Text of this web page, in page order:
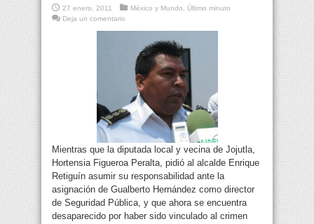
27 enero, 2011 México y Mundo, Último minuto
Deja un comentario
Mientras que la diputada local y vecina de Jojutla,
Hortensia Figueroa Peralta, pidió al alcalde Enrique
Retiguín asumir su responsabilidad ante la
asignación de Gualberto Hernández como director
de Seguridad Pública, y que ahora se encuentra
desaparecido por haber sido vinculado al crimen